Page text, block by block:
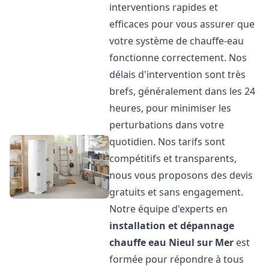
interventions rapides et
efficaces pour vous assurer que
votre système de chauffe-eau
fonctionne correctement. Nos
délais d'intervention sont très
brefs, généralement dans les 24
heures, pour minimiser les
perturbations dans votre
quotidien. Nos tarifs sont
compétitifs et transparents,
nous vous proposons des devis
gratuits et sans engagement.
Notre équipe d'experts en
installation et dépannage
chauffe eau Nieul sur Mer est
formée pour répondre à tous